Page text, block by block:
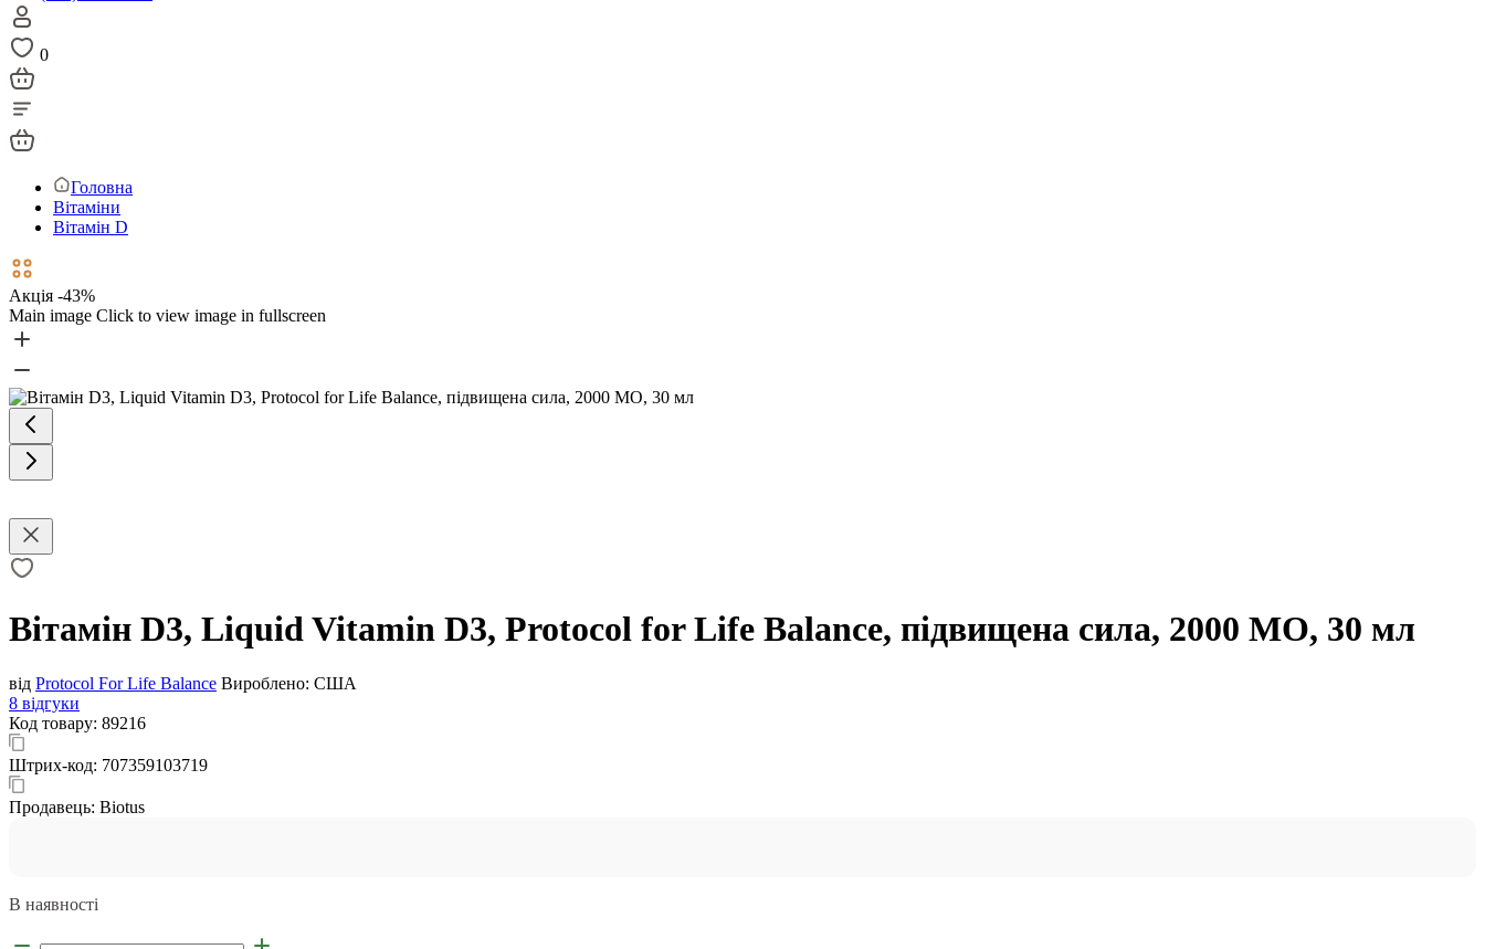
0
Головна
Вітаміни
Вітамін D
Акція -43%
Main image Click to view image in fullscreen
Вітамін D3, Liquid Vitamin D3, Protocol for Life Balance, підвищена сила, 2000 МО, 30 мл
від Protocol For Life Balance Вироблено: США
8 відгуки
Код товару: 89216
Штрих-код: 707359103719
Продавець: Biotus
В наявності